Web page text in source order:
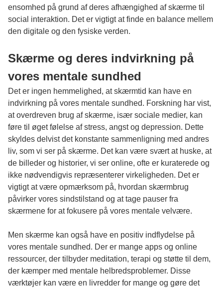
ensomhed på grund af deres afhængighed af skærme til
social interaktion. Det er vigtigt at finde en balance mellem
den digitale og den fysiske verden.
Skærme og deres indvirkning på
vores mentale sundhed
Det er ingen hemmelighed, at skærmtid kan have en
indvirkning på vores mentale sundhed. Forskning har vist,
at overdreven brug af skærme, især sociale medier, kan
føre til øget følelse af stress, angst og depression. Dette
skyldes delvist det konstante sammenligning med andres
liv, som vi ser på skærme. Det kan være svært at huske, at
de billeder og historier, vi ser online, ofte er kuraterede og
ikke nødvendigvis repræsenterer virkeligheden. Det er
vigtigt at være opmærksom på, hvordan skærmbrug
påvirker vores sindstilstand og at tage pauser fra
skærmene for at fokusere på vores mentale velvære.
Men skærme kan også have en positiv indflydelse på
vores mentale sundhed. Der er mange apps og online
ressourcer, der tilbyder meditation, terapi og støtte til dem,
der kæmper med mentale helbredsproblemer. Disse
værktøjer kan være en livredder for mange og gøre det